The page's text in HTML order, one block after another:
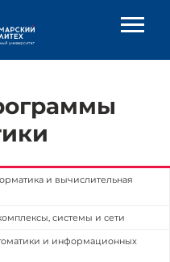
и вычислительная
системы и сети
и информационных